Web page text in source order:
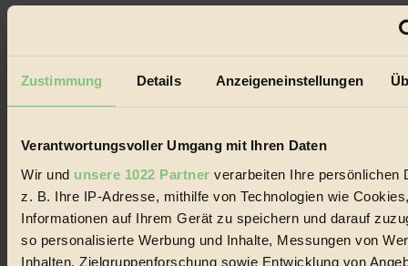
Zustimmung Details Anzeigeneinstellungen
Verantwortungsvoller Umgang mit Ihren Daten
Wir und unsere 1022 Partner verarbeiten Ihre persönlichen
z. B. Ihre IP-Adresse, mithilfe von Technologien wie
Informationen auf Ihrem Gerät zu speichern und darauf
so personalisierte Werbung und Inhalte, Messungen von
Inhalten, Zielgruppenforschung sowie Entwicklung von